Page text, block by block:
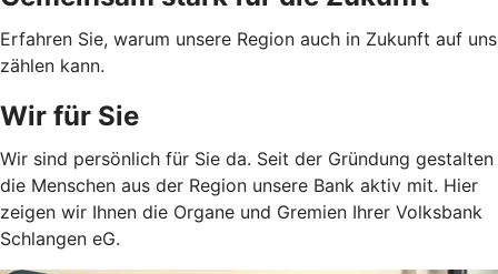
Erfahren Sie, warum unsere Region auch in Zukunft auf uns
zählen kann.
Wir für Sie
Wir sind persönlich für Sie da. Seit der Gründung gestalten
die Menschen aus der Region unsere Bank aktiv mit. Hier
zeigen wir Ihnen die Organe und Gremien Ihrer Volksbank
Schlangen eG.